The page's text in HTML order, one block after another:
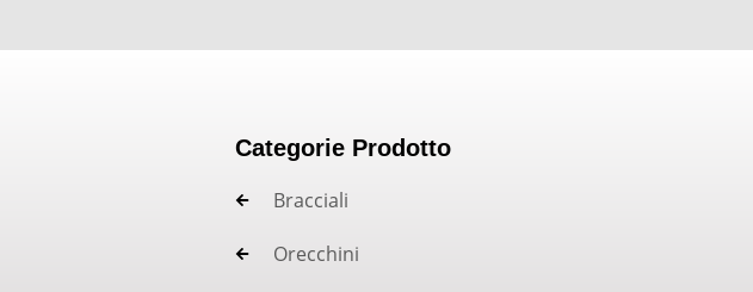
Categorie Prodotto
Bracciali
Orecchini